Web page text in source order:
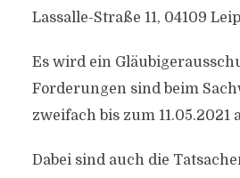
Lassalle-Straße 11, 04109
Es wird ein
Forderungen sind beim
zweifach bis zum 11.05.2021
Dabei sind auch die